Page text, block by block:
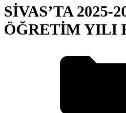
SİVAS’TA 2025-
ÖĞRETİM YILI